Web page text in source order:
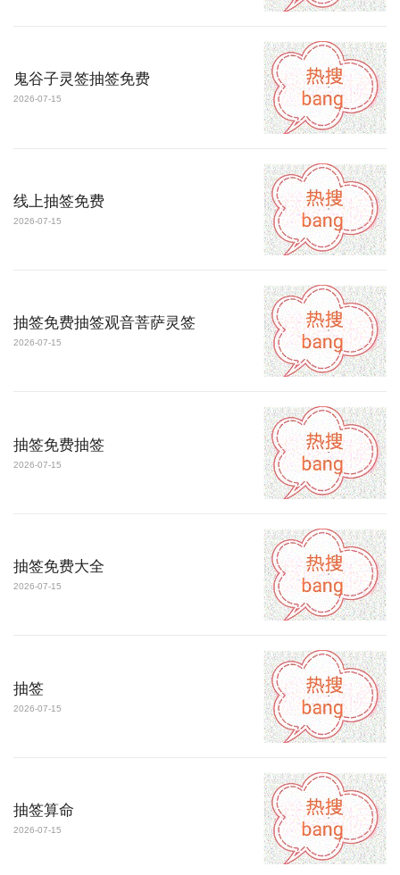
鬼谷子灵签抽签免费
2026-07-15
线上抽签免费
2026-07-15
抽签免费抽签观音菩萨灵签
2026-07-15
抽签免费抽签
2026-07-15
抽签免费大全
2026-07-15
抽签
2026-07-15
抽签算命
2026-07-15